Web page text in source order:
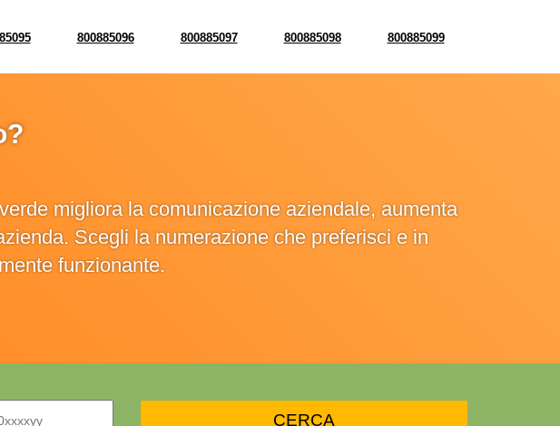
800885096 800885097 800885098 800885099
migliora la comunicazione aziendale, aumenta
Scegli la numerazione che preferisci e in
funzionante.